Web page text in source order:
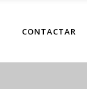
CONTACTAR